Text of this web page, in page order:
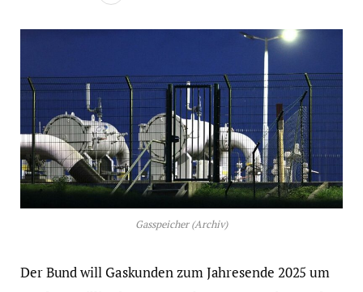
Gasspeicher (Archiv)
Der Bund will Gaskunden zum Jahresende 2025 um